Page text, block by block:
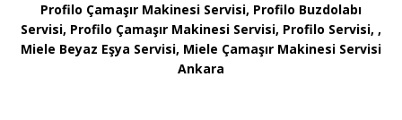
Profilo Çamaşır Makinesi Servisi, Profilo Buzdolabı
Servisi, Profilo Çamaşır Makinesi Servisi, Profilo Servisi, ,
Miele Beyaz Eşya Servisi, Miele Çamaşır Makinesi Servisi
Ankara